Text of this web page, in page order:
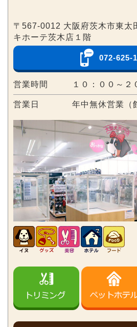
〒567-0012 大阪府茨木市東太
キホーテ茨木店１階
072-625-
営業時間 １０：００～２
営業日 年中無休営業（